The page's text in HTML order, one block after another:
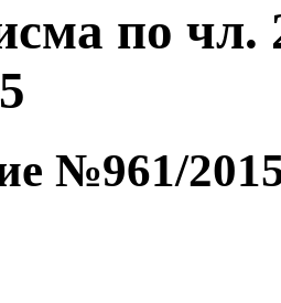
по чл.
№961/